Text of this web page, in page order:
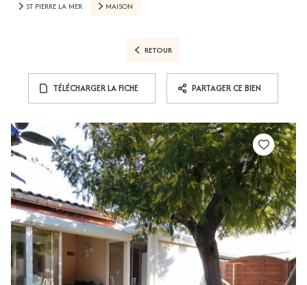
ST PIERRE LA MER
MAISON
RETOUR
TÉLÉCHARGER LA FICHE PARTAGER CE BIEN